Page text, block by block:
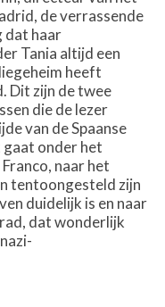
de verrassende
dat haar
Tania altijd een
heeft
Dit zijn de twee
die de lezer
van de Spaanse
onder het
naar het
tentoongesteld zijn
duidelijk is en naar
dat wonderlijk